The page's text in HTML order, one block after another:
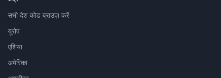
सभी देश कोड ब्राउज़ करें
यूरोप
एशिया
अमेरिका